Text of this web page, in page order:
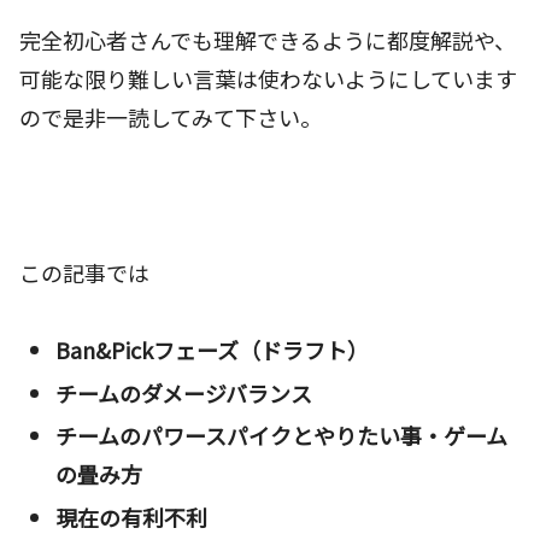
完全初心者さんでも理解できるように都度解説や、
可能な限り難しい言葉は使わないようにしています
ので是非一読してみて下さい。
この記事では
Ban&Pickフェーズ（ドラフト）
チームのダメージバランス
チームのパワースパイクとやりたい事・ゲーム
の畳み方
現在の有利不利